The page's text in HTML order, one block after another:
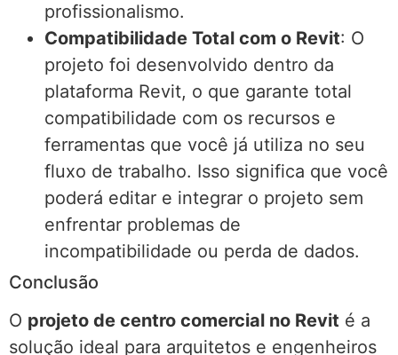
profissionalismo.
Compatibilidade Total com o Revit: O
projeto foi desenvolvido dentro da
plataforma Revit, o que garante total
compatibilidade com os recursos e
ferramentas que você já utiliza no seu
fluxo de trabalho. Isso significa que você
poderá editar e integrar o projeto sem
enfrentar problemas de
incompatibilidade ou perda de dados.
Conclusão
O projeto de centro comercial no Revit é a
solução ideal para arquitetos e engenheiros